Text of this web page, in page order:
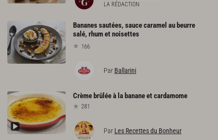
LA RÉDACTION
Bananes sautées, sauce caramel au beurre
salé, rhum et noisettes
166
Par Ballarini
Crème brûléeà la bananeetcardamome
281
Par Les Recettes du Bonheur